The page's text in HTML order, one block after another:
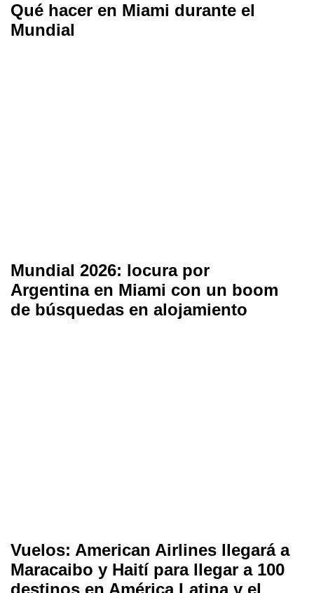
Qué hacer en Miami durante el
Mundial
Mundial 2026: locura por
Argentina en Miami con un boom
de búsquedas en alojamiento
Vuelos: American Airlines llegará a
Maracaibo y Haití para llegar a 100
destinos en América Latina y el